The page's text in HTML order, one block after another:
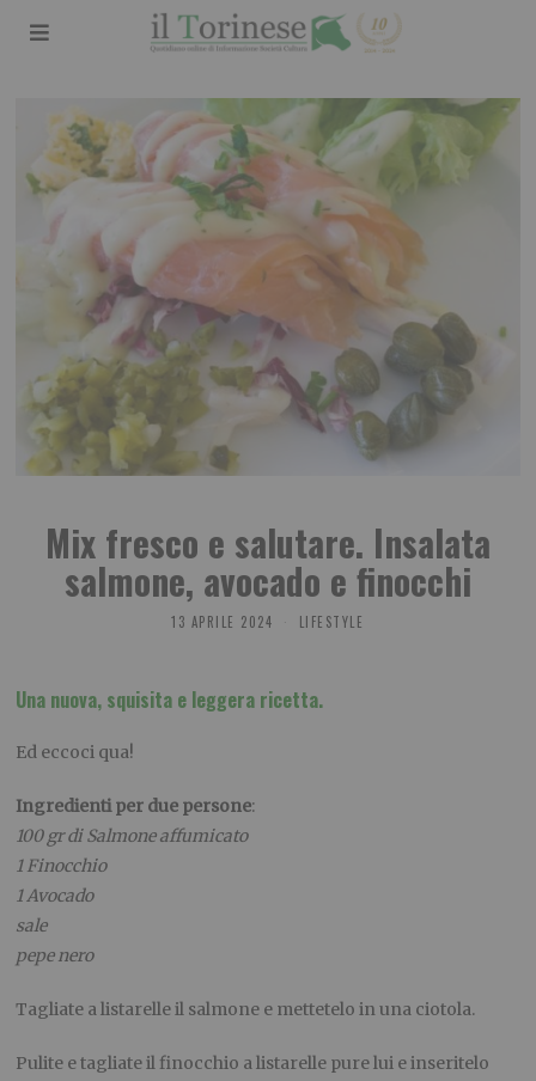
Mix fresco e salutare. Insalata
salmone, avocado e finocchi
13 APRILE 2024 LIFESTYLE
Una nuova, squisita e leggera ricetta.
Ed eccoci qua!
Ingredienti per due persone:
100 gr di Salmone affumicato
1 Finocchio
1 Avocado
sale
pepe nero
Tagliate a listarelle il salmone e mettetelo in una ciotola.
Pulite e tagliate il finocchio a listarelle pure lui e inseritelo